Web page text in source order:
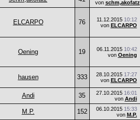
von schm,akofatz
ELCARPO 76 11.12.2015 10:12
von ELCARPO
Oening 19 06.11.2015 10:42
von Oening
hausen 333 28.10.2015 17:27
von ELCARPO
Andi 35 27.10.2015 16:01
von Andi
M.P. 152 06.10.2015 15:33
von M.P.